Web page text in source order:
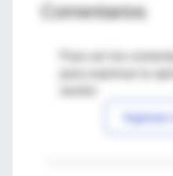
Comentarios
Para ver los
Ingresar